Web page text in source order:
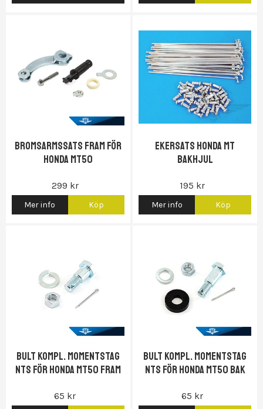
Bromsarmssats Fram för
Honda MT50
299 kr
Mer info Köp
Ekersats Honda MT
Bakhjul
195 kr
Mer info Köp
Bult kompl. momentstag
NTS för Honda MT50 Fram
65 kr
Bult kompl. momentstag
NTS för Honda MT50 bak
65 kr